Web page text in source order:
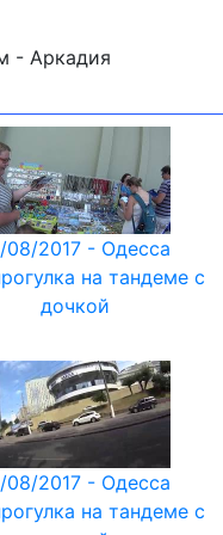
- Аркадия
08/2017 - Одесса
на тандеме с
дочкой
08/2017 - Одесса
на тандеме с